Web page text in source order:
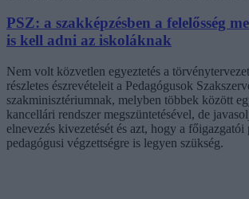
PSZ: a szakképzésben a felelősség
is kell adni az iskoláknak
Nem volt közvetlen egyeztetés a
részletes észrevételeit a Pedagógusok
szakminisztériumnak, melyben többek között
kancellári rendszer megszüntetésével, de
elnevezés kivezetését és azt, hogy a főigazgatói
pedagógusi végzettségre is legyen szükség.